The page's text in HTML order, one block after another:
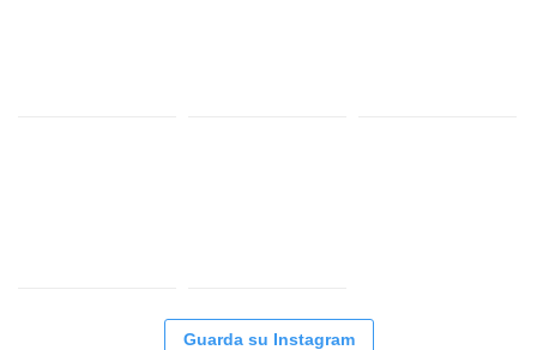
Guarda su Instagram